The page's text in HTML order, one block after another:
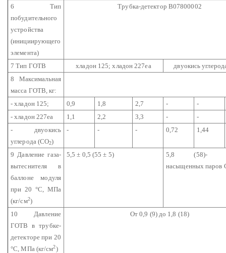
6 Тип
побудительного
устройства
(инициирующего
элемента)
Трубка-детектор В07800002
7 Тип ГОТВ хладон 125; хладон 227еа
двуокись
8 Максимальная
масса ГОТВ, кг:
- хладон 125;
0,9 1,8 2,7 -
-
- хладон 227еа
1,1 2,2 3,3 -
-
- двуокись
углерода (СО2)
- - - 0,72 1,44
9 Давление газа-
вытеснителя в
баллоне модуля
при 20 °С, МПа
(кг/см2)
5,5 ± 0,5 (55 ± 5)
5,8 (58)-
насыщенных паров
10 Давление
ГОТВ в трубке-
детекторе при 20
°С, МПа (кг/см2)
От 0,9 (9) до 1,8 (18)